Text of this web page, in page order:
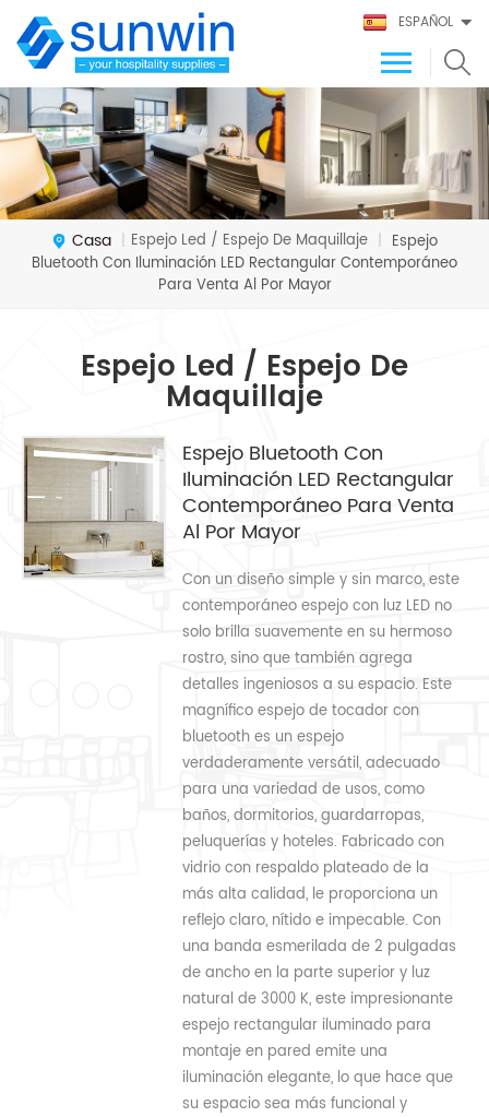
ESPAÑOL
Casa | Espejo Led / Espejo De Maquillaje | Espejo
Bluetooth Con Iluminación LED Rectangular Contemporáneo
Para Venta Al Por Mayor
Espejo Led / Espejo De
Maquillaje
Espejo Bluetooth Con
Iluminación LED Rectangular
Contemporáneo Para Venta
Al Por Mayor
Con un diseño simple y sin marco, este
contemporáneo espejo con luz LED no
solo brilla suavemente en su hermoso
rostro, sino que también agrega
detalles ingeniosos a su espacio. Este
magnífico espejo de tocador con
bluetooth es un espejo
verdaderamente versátil, adecuado
para una variedad de usos, como
baños, dormitorios, guardarropas,
peluquerías y hoteles. Fabricado con
vidrio con respaldo plateado de la
más alta calidad, le proporciona un
reflejo claro, nítido e impecable. Con
una banda esmerilada de 2 pulgadas
de ancho en la parte superior y luz
natural de 3000 K, este impresionante
espejo rectangular iluminado para
montaje en pared emite una
iluminación elegante, lo que hace que
su espacio sea más funcional y